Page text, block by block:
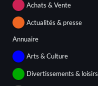
Achats & Vente
Actualités & presse
Annuaire
Arts & Culture
Divertissements & loisirs